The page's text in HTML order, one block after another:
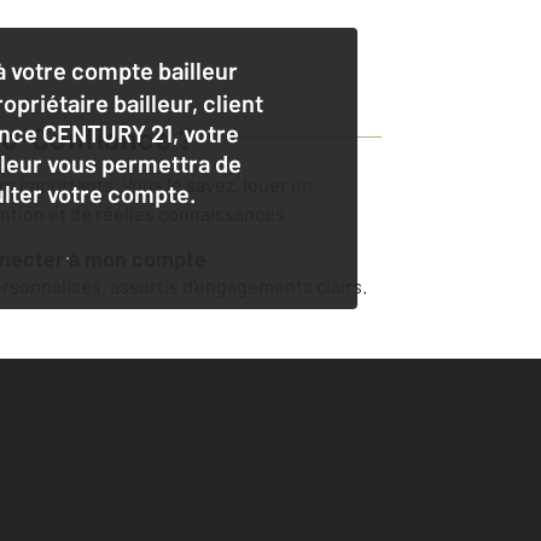
votre compte bailleur
bailleur, client
CENTURY 21, votre
vous permettra de
votre compte.
à mon compte
Confiance?
Vous le savez, louer un
et de réelles connaissances
assortis d'engagements clairs.